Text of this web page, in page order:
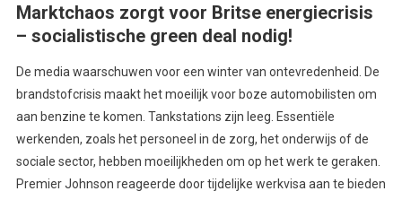
Marktchaos zorgt voor Britse energiecrisis
– socialistische green deal nodig!
De media waarschuwen voor een winter van ontevredenheid. De
brandstofcrisis maakt het moeilijk voor boze automobilisten om
aan benzine te komen. Tankstations zijn leeg. Essentiële
werkenden, zoals het personeel in de zorg, het onderwijs of de
sociale sector, hebben moeilijkheden om op het werk te geraken.
Premier Johnson reageerde door tijdelijke werkvisa aan te bieden